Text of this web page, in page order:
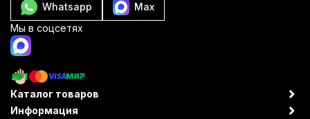
Whatsapp
Max
Мы в соцсетях
Каталог товаров
Информация